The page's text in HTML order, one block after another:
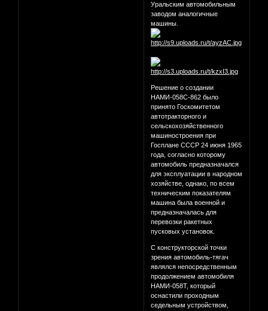
Уральским автомобильным
заводом аналогичные
машины.
Решение о создании
НАМИ-058С-862 было
принято Госкомитетом
автотракторного и
сельскохозяйственного
машиностроения при
Госплане СССР 24 июня 1965
года, согласно которому
автомобиль предназначался
для эксплуатации в народном
хозяйстве, однако, по всем
техническим показателям
машина была военной и
предназначалась для
перевозки ракетных
пусковых установок.
С конструкторской точки
зрения автомобиль-тягач
являлся непосредственным
продолжением автомобиля
НАМИ-058Т, который
оснастили проходным
седельным устройством,